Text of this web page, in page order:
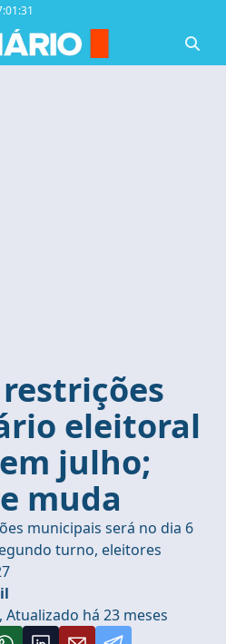
eleitoral
julho;
muda
municipais será no dia 6
turno, eleitores
Atualizado há 23 meses